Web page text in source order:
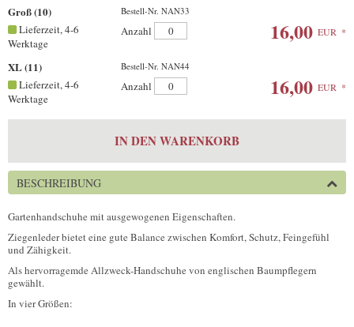
Groß (10) Bestell-Nr. NAN33
Lieferzeit, 4-6
Werktage
Anzahl 16,00 EUR *
XL (11) Bestell-Nr. NAN44
Lieferzeit, 4-6
Werktage
Anzahl 16,00 EUR *
IN DEN WARENKORB
BESCHREIBUNG
Gartenhandschuhe mit ausgewogenen Eigenschaften.
Ziegenleder bietet eine gute Balance zwischen Komfort, Schutz, Feingefühl
und Zähigkeit.
Als hervorragemde Allzweck-Handschuhe von englischen Baumpflegern
gewählt.
In vier Größen: